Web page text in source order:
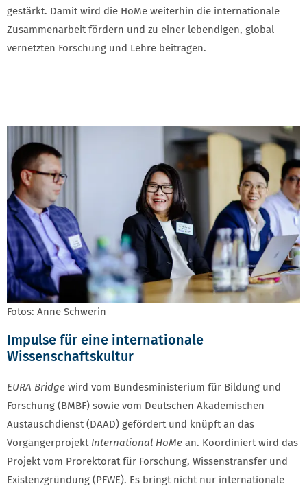
gestärkt. Damit wird die HoMe weiterhin die internationale
Zusammenarbeit fördern und zu einer lebendigen, global
vernetzten Forschung und Lehre beitragen.
Fotos: Anne Schwerin
Impulse für eine internationale
Wissenschaftskultur
EURA Bridge wird vom Bundesministerium für Bildung und
Forschung (BMBF) sowie vom Deutschen Akademischen
Austauschdienst (DAAD) gefördert und knüpft an das
Vorgängerprojekt International HoMe an. Koordiniert wird das
Projekt vom Prorektorat für Forschung, Wissenstransfer und
Existenzgründung (PFWE). Es bringt nicht nur internationale